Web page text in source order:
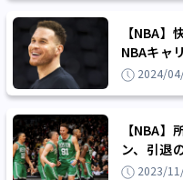
【NBA
NBAキャ
したいと
2024/
【NBA
ン、引退
は実現す
2023/